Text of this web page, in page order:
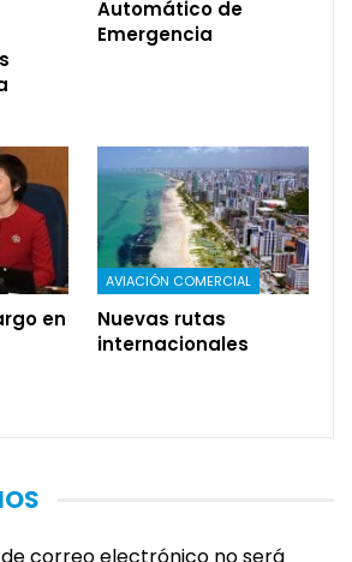
Automático de
Emergencia
en
AVIACIÓN COMERCIAL
Nuevas rutas
internacionales